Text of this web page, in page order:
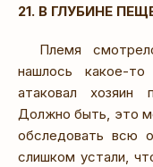
21. В ГЛУБИНЕ
Племя
нашлось какое-
атаковал
Должно быть, это
обследовать всю
слишком устали,